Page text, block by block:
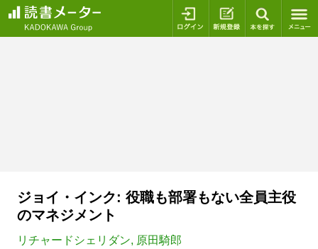
ログイン 新規登録
ジョイ・インク: 役職も部署もない全員主役
のマネジメント
リチャードシェリダン, 原田騎郎